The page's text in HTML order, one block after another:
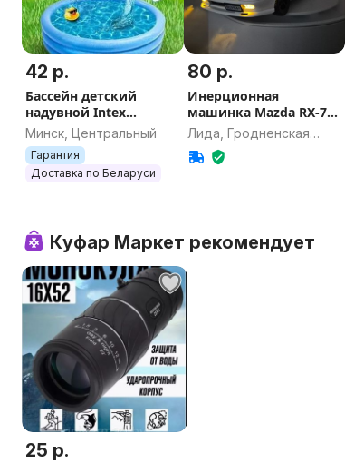
42 р.
Бассейн детский
надувной Intex
Кристалл, 168 х 38 см,
от 2 лет Арт. IN-58446
Минск, Центральный
Гарантия
Доставка по Беларуси
80 р.
Инерционная
машинка Mazda RX-7
модель 1:24
Лида, Гродненская
область
Куфар Маркет рекомендует
25 р.